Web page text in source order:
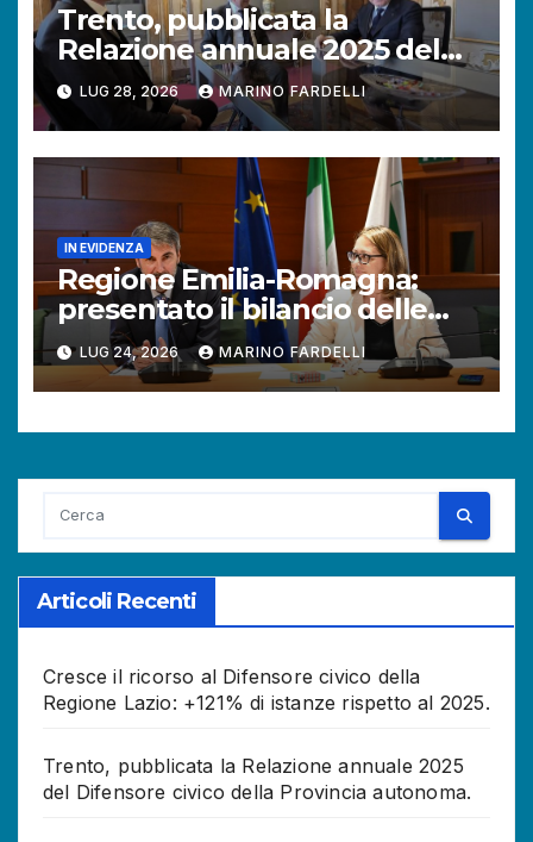
Trento, pubblicata la
Relazione annuale 2025 del
Difensore civico della
Provincia autonoma.
LUG 28, 2026 MARINO FARDELLI
IN EVIDENZA
Regione Emilia-Romagna:
presentato il bilancio delle
attività del Difensore civico.
Aumentano le richieste dei
cittadini.
LUG 24, 2026 MARINO FARDELLI
Articoli Recenti
Cresce il ricorso al Difensore civico della
Regione Lazio: +121% di istanze rispetto al 2025.
Trento, pubblicata la Relazione annuale 2025
del Difensore civico della Provincia autonoma.